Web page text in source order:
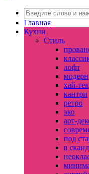
Главная
Кухни
Стиль
лофт
модерн
хай-тек
кантри
ретро
эко
арт-
под
в